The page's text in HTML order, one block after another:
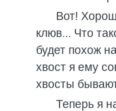
Вот!
клюв... Что
будет похож
хвост я ему
хвосты
Теперь я